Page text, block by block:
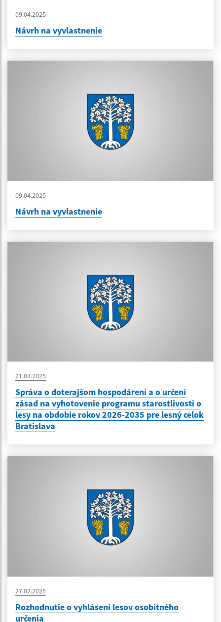
09.04.2025
Návrh na vyvlastnenie
09.04.2025
Návrh na vyvlastnenie
21.03.2025
Správa o doterajšom hospodárení a o určení
zásad na vyhotovenie programu starostlivosti o
lesy na obdobie rokov 2026-2035 pre lesný celok
Bratislava
27.02.2025
Rozhodnutie o vyhlásení lesov osobitného
určenia